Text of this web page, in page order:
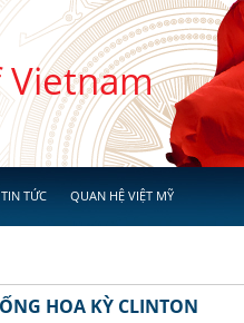
Vietnam
TIN TỨC QUAN HỆ VIỆT MỸ
HOA KỲ CLINTON